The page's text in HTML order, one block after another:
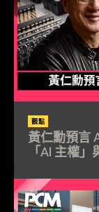
觀點
黃仁勳預言
「AI 主權